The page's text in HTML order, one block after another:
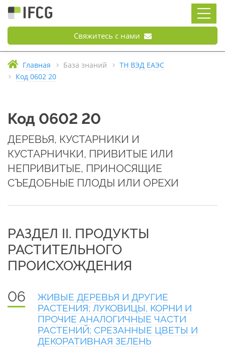
Свяжитесь с нами
Главная База знаний
ТН ВЭД ЕАЭС
Код 0602 20
Код 0602 20
ДЕРЕВЬЯ, КУСТАРНИКИ И
КУСТАРНИЧКИ, ПРИВИТЫЕ ИЛИ
НЕПРИВИТЫЕ, ПРИНОСЯЩИЕ
СЪЕДОБНЫЕ ПЛОДЫ ИЛИ ОРЕХИ
РАЗДЕЛ II. ПРОДУКТЫ
РАСТИТЕЛЬНОГО
ПРОИСХОЖДЕНИЯ
06
ЖИВЫЕ ДЕРЕВЬЯ И ДРУГИЕ
РАСТЕНИЯ; ЛУКОВИЦЫ, КОРНИ И
ПРОЧИЕ АНАЛОГИЧНЫЕ ЧАСТИ
РАСТЕНИЙ; СРЕЗАННЫЕ ЦВЕТЫ И
ДЕКОРАТИВНАЯ ЗЕЛЕНЬ